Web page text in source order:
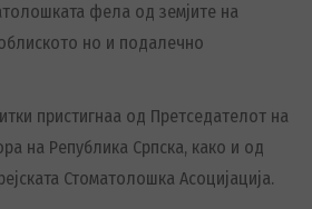
фела од земјите на
но и подалечно
пристигнаа од Претседателот на
на Република Српска, како и од
Стоматолошка Асоцијација.